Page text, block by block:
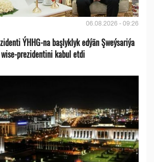
06.08.2026 - 09:26
ÝHHG-na başlyklyk edýän Şweýsariýa
wise-prezidentini kabul etdi